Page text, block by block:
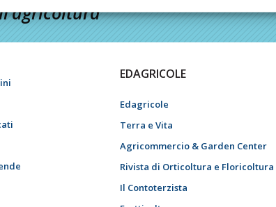
EDAGRICOLE
Edagricole
Terra e Vita
Agricommercio & Garden Center
Rivista di Orticoltura e Floricoltura
Il Contoterzista